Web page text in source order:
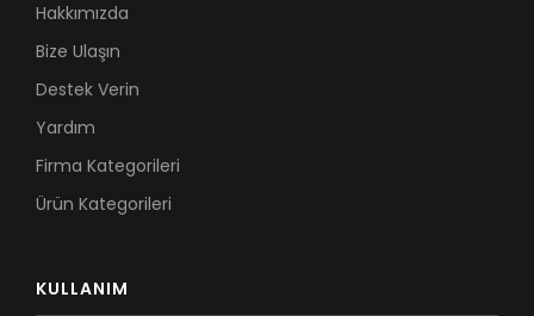
Hakkımızda
Bize Ulaşın
Destek Verin
Yardım
Firma Kategorileri
Ürün Kategorileri
KULLANIM